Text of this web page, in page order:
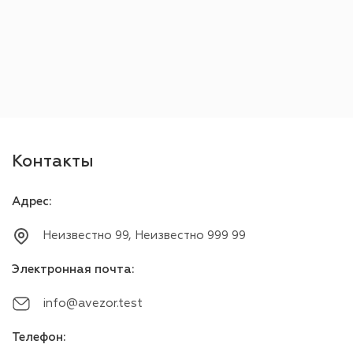
Контакты
Адрес:
Неизвестно 99, Неизвестно 999 99
Электронная почта:
info@avezor.test
Телефон: